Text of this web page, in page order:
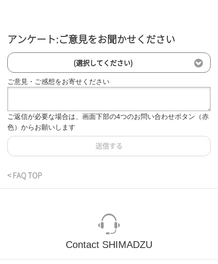
アンケート:ご意見をお聞かせください
(選択してください)
ご意見・ご感想をお寄せください
ご返信が必要な場合は、画面下部の4つのお問い合わせボタン（赤
色）からお願いします
送信する
< FAQ TOP
Contact SHIMADZU